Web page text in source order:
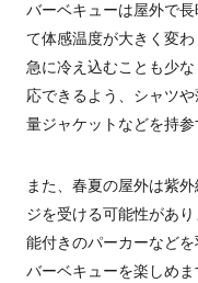
バーベキューは屋外で
て体感温度が大きく変
急に冷え込むことも少
応できるよう、シャツ
量ジャケットなどを持参
また、春夏の屋外は紫
ジを受ける可能性があ
能付きのパーカーなど
バーベキューを楽しめま